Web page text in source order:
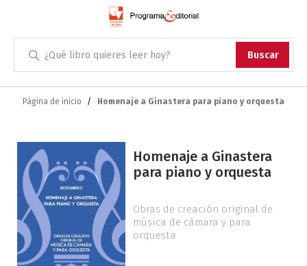
Buscar
Administración
Antropología
Arquitectura
Arte
Artes escénicas
Biología
Skip
Página de inicio Homenaje a Ginastera para piano y orquesta
Saltar
al
final
de
galería
de
imágenes
Homenaje a Ginastera
para piano y orquesta
Obras de creación original de
música de cámara y para
orquesta